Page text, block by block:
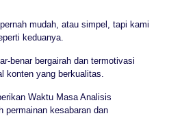
mudah, atau simpel, tapi kami
keduanya.
benar bergairah dan termotivasi
konten yang berkualitas.
Waktu Masa Analisis
permainan kesabaran dan